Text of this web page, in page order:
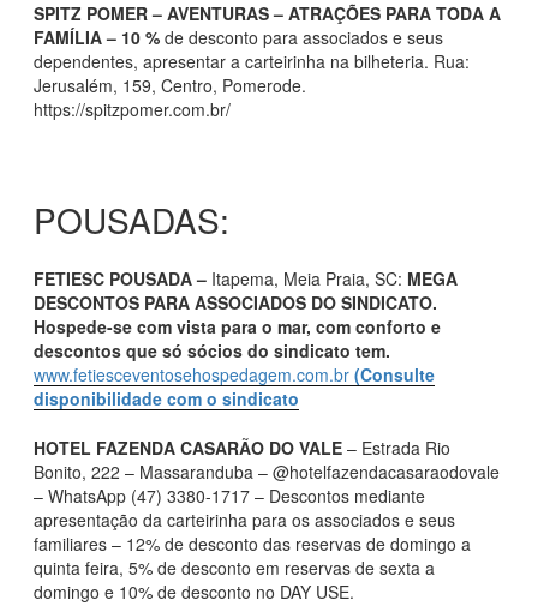
SPITZ POMER – AVENTURAS – ATRAÇÕES PARA TODA A
FAMÍLIA – 10 % de desconto para associados e seus
dependentes, apresentar a carteirinha na bilheteria. Rua:
Jerusalém, 159, Centro, Pomerode.
https://spitzpomer.com.br/
POUSADAS:
FETIESC POUSADA – Itapema, Meia Praia, SC: MEGA
DESCONTOS PARA ASSOCIADOS DO SINDICATO.
Hospede-se com vista para o mar, com conforto e
descontos que só sócios do sindicato tem.
www.fetiesceventosehospedagem.com.br (Consulte
disponibilidade com o sindicato
HOTEL FAZENDA CASARÃO DO VALE – Estrada Rio
Bonito, 222 – Massaranduba – @hotelfazendacasaraodovale
– WhatsApp (47) 3380-1717 – Descontos mediante
apresentação da carteirinha para os associados e seus
familiares – 12% de desconto das reservas de domingo a
quinta feira, 5% de desconto em reservas de sexta a
domingo e 10% de desconto no DAY USE.